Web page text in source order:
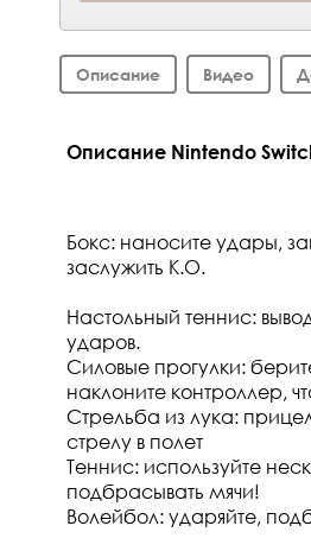
Описание Видео
Описание Nintendo
Бокс: наносите удары,
заслужить К.О.
Настольный теннис:
ударов.
Силовые прогулки:
наклоните контроллер,
Стрельба из лука:
стрелу в полет
Теннис: используйте
подбрасывать мячи!
Волейбол: ударяйте,